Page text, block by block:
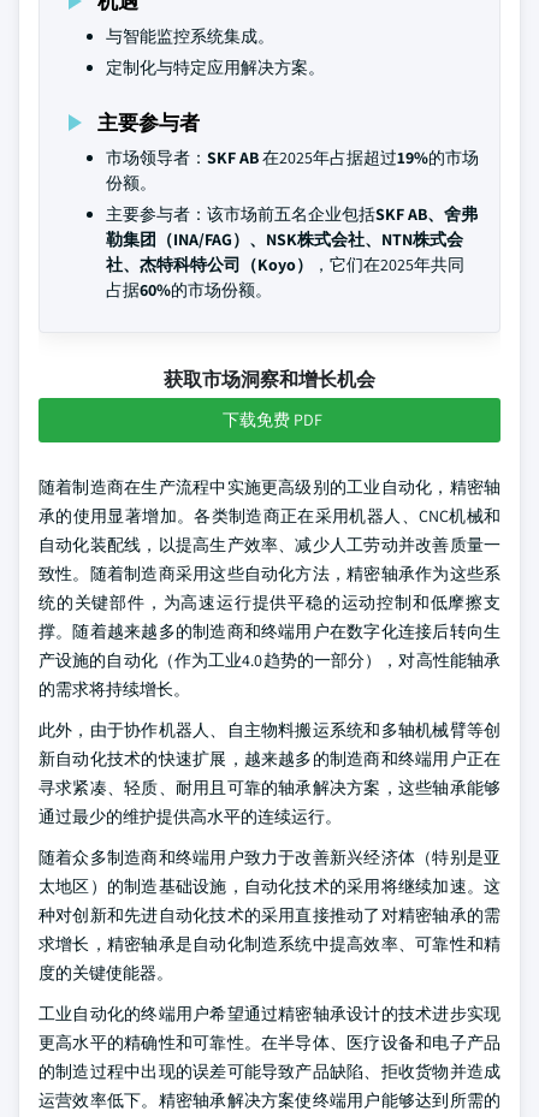
与智能监控系统集成。
定制化与特定应用解决方案。
主要参与者
市场领导者： SKF AB在2025年占据超过19%的市场
份额。
主要参与者：该市场前五名企业包括SKF AB、舍弗
勒集团（INA/FAG）、NSK株式会社、NTN株式会
社、杰特科特公司（Koyo）
，它们在2025年共同
占据60%的市场份额。
获取市场洞察和增长机会
下载免费 PDF
随着制造商在生产流程中实施更高级别的工业自动化，精密轴
承的使用显著增加。各类制造商正在采用机器人、CNC机械和
自动化装配线，以提高生产效率、减少人工劳动并改善质量一
致性。随着制造商采用这些自动化方法，精密轴承作为这些系
统的关键部件，为高速运行提供平稳的运动控制和低摩擦支
撑。随着越来越多的制造商和终端用户在数字化连接后转向生
产设施的自动化（作为工业4.0趋势的一部分），对高性能轴承
的需求将持续增长。
此外，由于协作机器人、自主物料搬运系统和多轴机械臂等创
新自动化技术的快速扩展，越来越多的制造商和终端用户正在
寻求紧凑、轻质、耐用且可靠的轴承解决方案，这些轴承能够
通过最少的维护提供高水平的连续运行。
随着众多制造商和终端用户致力于改善新兴经济体（特别是亚
太地区）的制造基础设施，自动化技术的采用将继续加速。这
种对创新和先进自动化技术的采用直接推动了对精密轴承的需
求增长，精密轴承是自动化制造系统中提高效率、可靠性和精
度的关键使能器。
工业自动化的终端用户希望通过精密轴承设计的技术进步实现
更高水平的精确性和可靠性。在半导体、医疗设备和电子产品
的制造过程中出现的误差可能导致产品缺陷、拒收货物并造成
运营效率低下。精密轴承解决方案使终端用户能够达到所需的